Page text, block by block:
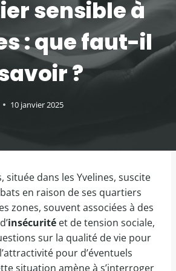
sensible à
: que faut-il
?
10 janvier 2025
située dans les Yvelines, suscite
en raison de ses quartiers
zones, souvent associées à des
insécurité et de tension sociale,
sur la qualité de vie pour
pour d’éventuels
situation amène à s’interroger